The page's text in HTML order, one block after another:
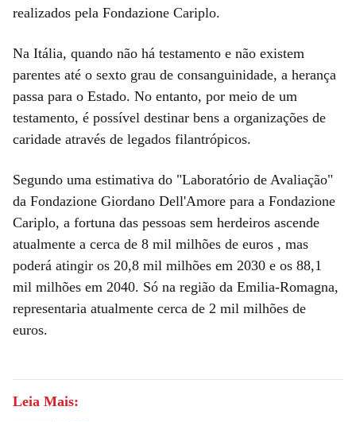
realizados pela Fondazione Cariplo.
Na Itália, quando não há testamento e não existem
parentes até o sexto grau de consanguinidade, a herança
passa para o Estado. No entanto, por meio de um
testamento, é possível destinar bens a organizações de
caridade através de legados filantrópicos.
Segundo uma estimativa do "Laboratório de Avaliação"
da Fondazione Giordano Dell'Amore para a Fondazione
Cariplo, a fortuna das pessoas sem herdeiros ascende
atualmente a cerca de 8 mil milhões de euros , mas
poderá atingir os 20,8 mil milhões em 2030 e os 88,1
mil milhões em 2040. Só na região da Emilia-Romagna,
representaria atualmente cerca de 2 mil milhões de
euros.
Leia Mais: